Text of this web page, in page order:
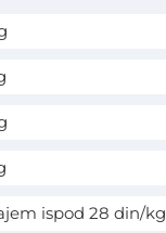
ispod 28 din/kg